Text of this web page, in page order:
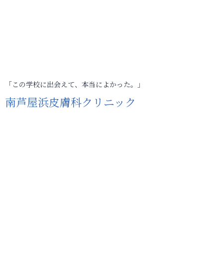
「この学校に出会えて、本当によかった。」
南芦屋浜皮膚科クリニック